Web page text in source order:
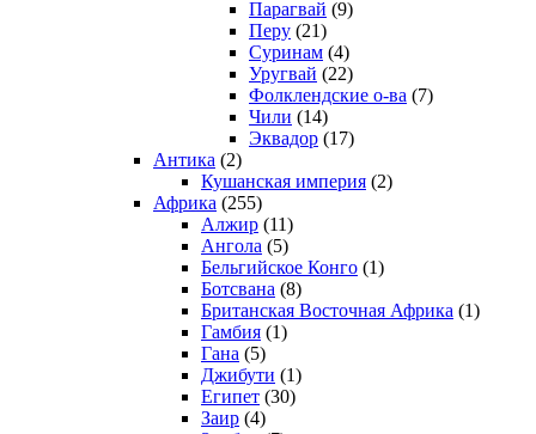
Парагвай (9)
Перу (21)
Суринам (4)
Уругвай (22)
Фолклендские о-ва (7)
Чили (14)
Эквадор (17)
Антика (2)
Кушанская империя (2)
Африка (255)
Алжир (11)
Ангола (5)
Бельгийское Конго (1)
Ботсвана (8)
Британская Восточная Африка (1)
Гамбия (1)
Гана (5)
Джибути (1)
Египет (30)
Заир (4)